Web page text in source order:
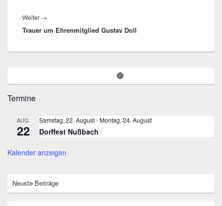
Weiter →
Beitrag:
Trauer um Ehrenmitglied Gustav Doll
Instagram
Termine
AUG.
22
Samstag, 22. August-Montag, 24. August
Dorffest Nußbach
Kalender anzeigen
Neuste Beiträge